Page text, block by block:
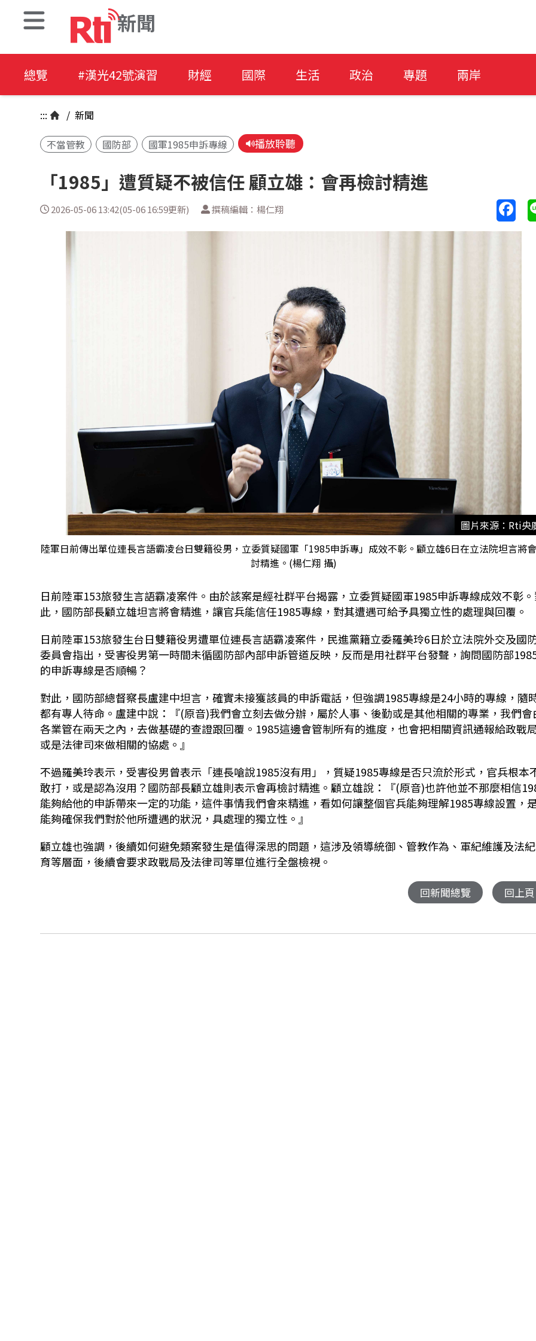
新聞
總覽 #漢光42號演習 財經 國際 生活 政治 專題 兩岸
::: / 新聞
不當管教 國防部 國軍1985申訴專線 播放聆聽
「1985」遭質疑不被信任 顧立雄：會再檢討精進
2026-05-06 13:42(05-06 16:59更新) 撰稿編輯：楊仁翔
圖片來源：Rti央
陸軍日前傳出單位連長言語霸凌台日雙籍役男，立委質疑國軍「1985申訴專」成效不彰。顧立雄6日在立法院坦言將
討精進。(楊仁翔 攝)
日前陸軍153旅發生言語霸凌案件。由於該案是經社群平台揭露，立委質疑國軍1985申訴專線成效不彰
此，國防部長顧立雄坦言將會精進，讓官兵能信任1985專線，對其遭遇可給予具獨立性的處理與回覆。
日前陸軍153旅發生台日雙籍役男遭單位連長言語霸凌案件，民進黨籍立委羅美玲6日於立法院外交及國
委員會指出，受害役男第一時間未循國防部內部申訴管道反映，反而是用社群平台發聲，詢問國防部
的申訴專線是否順暢？
對此，國防部總督察長盧建中坦言，確實未接獲該員的申訴電話，但強調1985專線是24小時的專線，隨
都有專人待命。盧建中說：『(原音)我們會立刻去做分辦，屬於人事、後勤或是其他相關的專業，我們會
各業管在兩天之內，去做基礎的查證跟回覆。1985這邊會管制所有的進度，也會把相關資訊通報給政戰
或是法律司來做相關的協處。』
不過羅美玲表示，受害役男曾表示「連長嗆說1985沒有用」，質疑1985專線是否只流於形式，官兵根本
敢打，或是認為沒用？國防部長顧立雄則表示會再檢討精進。顧立雄說：『(原音)也許他並不那麼相信
能夠給他的申訴帶來一定的功能，這件事情我們會來精進，看如何讓整個官兵能夠理解1985專線設置，
能夠確保我們對於他所遭遇的狀況，具處理的獨立性。』
顧立雄也強調，後續如何避免類案發生是值得深思的問題，這涉及領導統御、管教作為、軍紀維護及法
育等層面，後續會要求政戰局及法律司等單位進行全盤檢視。
回新聞總覽 回上頁